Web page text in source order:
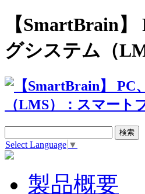
【SmartBrain
グシステム（
Select Language ▼
製品概要